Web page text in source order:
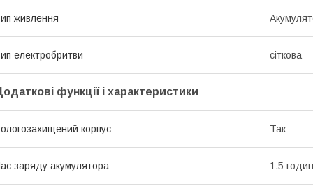
живлення
електробритви сіткова
функції і характеристики
корпус Так
заряду акумулятора 1.5 годин